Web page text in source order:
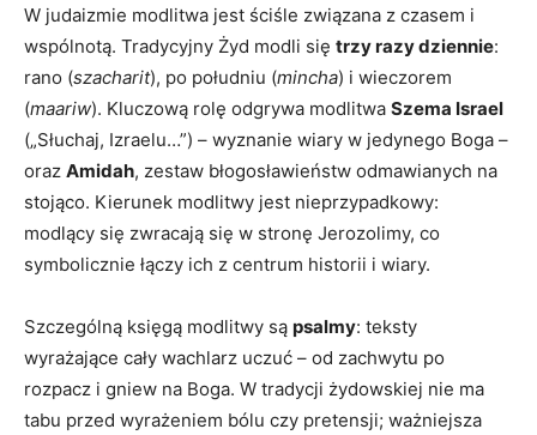
W judaizmie modlitwa jest ściśle związana z czasem i
wspólnotą. Tradycyjny Żyd modli się trzy razy dziennie:
rano (szacharit), po południu (mincha) i wieczorem
(maariw). Kluczową rolę odgrywa modlitwa Szema Israel
(„Słuchaj, Izraelu…”) – wyznanie wiary w jedynego Boga –
oraz Amidah, zestaw błogosławieństw odmawianych na
stojąco. Kierunek modlitwy jest nieprzypadkowy:
modlący się zwracają się w stronę Jerozolimy, co
symbolicznie łączy ich z centrum historii i wiary.
Szczególną księgą modlitwy są psalmy: teksty
wyrażające cały wachlarz uczuć – od zachwytu po
rozpacz i gniew na Boga. W tradycji żydowskiej nie ma
tabu przed wyrażeniem bólu czy pretensji; ważniejsza